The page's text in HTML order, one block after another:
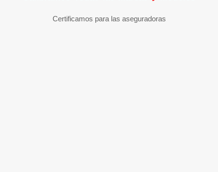
Certificamos para las aseguradoras